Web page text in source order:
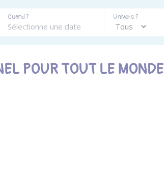
Quand ? Univers ?
POUR TOUT LE MONDE